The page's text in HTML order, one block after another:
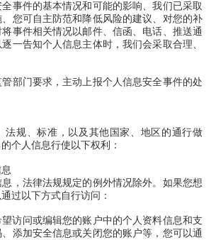
事件的基本情况和可能的影响、我们已采取
您可自主防范和降低风险的建议、对您的补
事件相关情况以邮件、信函、电话、推送通
一告知个人信息主体时，我们会采取合理、
部门要求，主动上报个人信息安全事件的处
法规、标准，以及其他国家、地区的通行做
个人信息行使以下权利：
，法律法规规定的例外情况除外。如果您想
过以下方式自行访问：
访问或编辑您的账户中的个人资料信息和支
添加安全信息或关闭您的账户等，您可以通